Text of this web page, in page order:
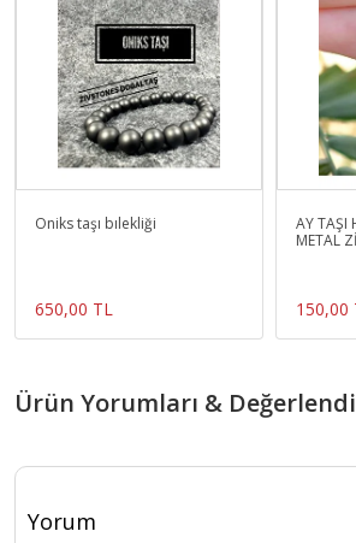
Oniks taşı bılekliği
650,00 TL
AY TAŞI
METAL
150,00
Ürün Yorumları &
Yorum